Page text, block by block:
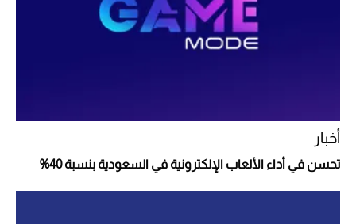
Aston Martin Valiant: على هوى الأبطال
أخبار
تحسن في أداء الألعاب الإلكترونية في السعودية بنسبة 40%